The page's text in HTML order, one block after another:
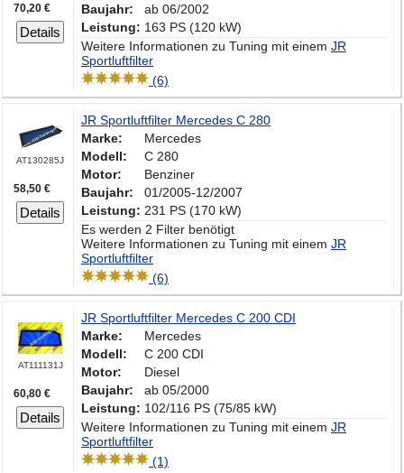
70,20 €
Details
Baujahr:
ab 06/2002
Leistung: 163 PS (120 kW)
Weitere Informationen zu Tuning mit einem JR
Sportluftfilter
(6)
AT130285J
58,50 €
Details
JR Sportluftfilter Mercedes C 280
Marke:
Mercedes
Modell:
C 280
Motor:
Benziner
Baujahr:
01/2005-12/2007
Leistung: 231 PS (170 kW)
Es werden 2 Filter benötigt
Weitere Informationen zu Tuning mit einem JR
Sportluftfilter
(6)
AT111131J
60,80 €
Details
JR Sportluftfilter Mercedes C 200 CDI
Marke:
Mercedes
Modell:
C 200 CDI
Motor:
Diesel
Baujahr:
ab 05/2000
Leistung: 102/116 PS (75/85 kW)
Weitere Informationen zu Tuning mit einem JR
Sportluftfilter
(1)